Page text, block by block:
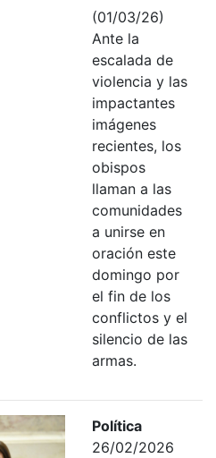
(01/03/26)
Ante la
escalada de
violencia y las
impactantes
imágenes
recientes, los
obispos
llaman a las
comunidades
a unirse en
oración este
domingo por
el fin de los
conflictos y el
silencio de las
armas.
Política
26/02/2026